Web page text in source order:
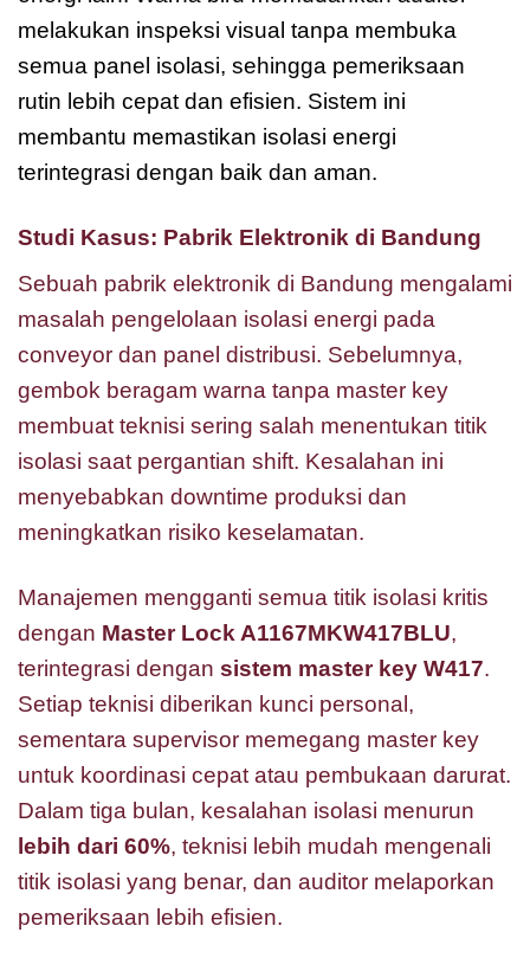
melakukan inspeksi visual tanpa membuka
semua panel isolasi, sehingga pemeriksaan
rutin lebih cepat dan efisien. Sistem ini
membantu memastikan isolasi energi
terintegrasi dengan baik dan aman.
Studi Kasus: Pabrik Elektronik di Bandung
Sebuah pabrik elektronik di Bandung mengalami
masalah pengelolaan isolasi energi pada
conveyor dan panel distribusi. Sebelumnya,
gembok beragam warna tanpa master key
membuat teknisi sering salah menentukan titik
isolasi saat pergantian shift. Kesalahan ini
menyebabkan downtime produksi dan
meningkatkan risiko keselamatan.
Manajemen mengganti semua titik isolasi kritis
dengan Master Lock A1167MKW417BLU,
terintegrasi dengan sistem master key W417.
Setiap teknisi diberikan kunci personal,
sementara supervisor memegang master key
untuk koordinasi cepat atau pembukaan darurat.
Dalam tiga bulan, kesalahan isolasi menurun
lebih dari 60%, teknisi lebih mudah mengenali
titik isolasi yang benar, dan auditor melaporkan
pemeriksaan lebih efisien.